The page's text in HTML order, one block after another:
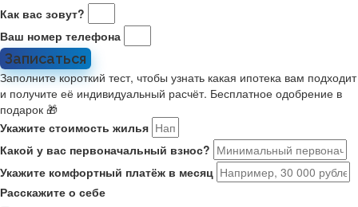
Как вас зовут?
Ваш номер телефона
Записаться
Заполните короткий тест, чтобы узнать какая ипотека вам подходит
и получите её индивидуальный расчёт. Бесплатное одобрение в
подарок 🎁
Укажите стоимость жилья
Какой у вас первоначальный взнос?
Укажите комфортный платёж в месяц
Расскажите о себе